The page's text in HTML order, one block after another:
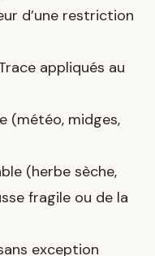
d’une restriction
appliqués au
(météo, midges,
(herbe sèche,
fragile ou de la
exception